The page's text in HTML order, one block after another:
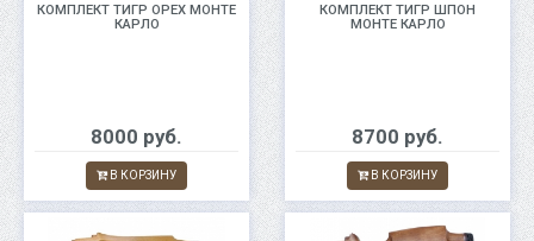
КОМПЛЕКТ ТИГР ОРЕХ МОНТЕ
КАРЛО
8000 руб.
В КОРЗИНУ
КОМПЛЕКТ ТИГР ШПОН
МОНТЕ КАРЛО
8700 руб.
В КОРЗИНУ